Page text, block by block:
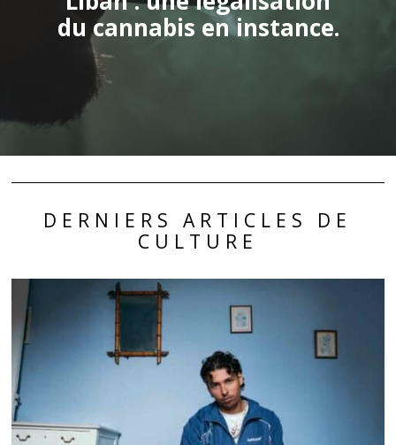
du cannabis en instance.
DERNIERS ARTICLES DE
CULTURE